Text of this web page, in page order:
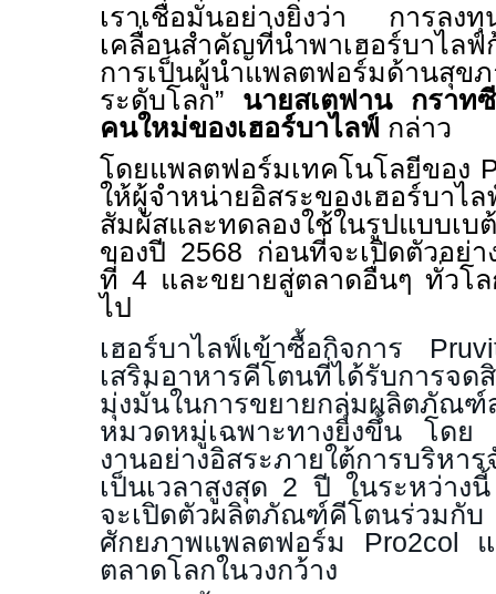
เราเชื่อมั่นอย่างยิ่งว่า การลงทุ
เคลื่อนสำคัญที่นำพาเฮอร์บาไลฟ์
การเป็นผู้นำแพลตฟอร์มด้านสุข
ระดับโลก” นายสเตฟาน กราท
คนใหม่ของเฮอร์บาไลฟ์ กล่าว
โดยแพลตฟอร์มเทคโนโลยีของ
ให้ผู้จำหน่ายอิสระของเฮอร์บาไ
สัมผัสและทดลองใช้ในรูปแบบ
ของปี 2568 ก่อนที่จะเปิดตัวอย่
ที่ 4 และขยายสู่ตลาดอื่นๆ ทั่วโ
ไป
เฮอร์บาไลฟ์เข้าซื้อกิจการ
เสริมอาหารคีโตนที่ได้รับการจ
มุ่งมั่นในการขยายกลุ่มผลิตภัณฑ์
หมวดหมู่เฉพาะทางยิ่งขึ้น โดย
งานอย่างอิสระภายใต้การบริหาร
เป็นเวลาสูงสุด 2 ปี ในระหว่าง
จะเปิดตัวผลิตภัณฑ์คีโตนร่ว
ศักยภาพแพลตฟอร์ม Pro2col
ตลาดโลกในวงกว้าง